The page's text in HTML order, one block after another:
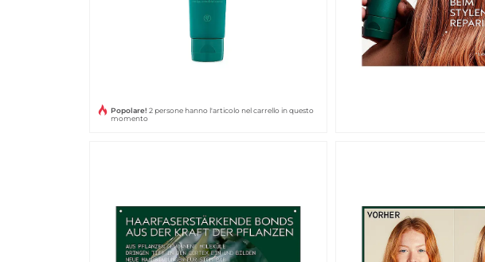
Popolare! 2 persone hanno l'articolo nel carrello in questo
momento